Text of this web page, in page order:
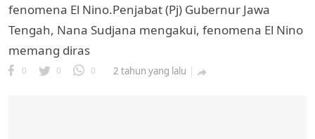
fenomena El Nino.Penjabat (Pj) Gubernur Jawa
Tengah, Nana Sudjana mengakui, fenomena El Nino
memang diras
0 0 0 2 tahun yang lalu 